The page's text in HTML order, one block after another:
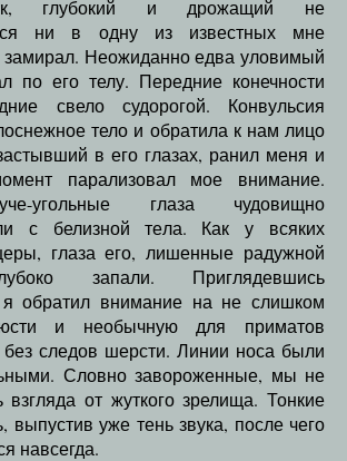
глубокий и дрожащий не
ни в одну из известных мне
замирал. Неожиданно едва уловимый
по его телу. Передние конечности
свело судорогой. Конвульсия
тело и обратила к нам лицо
в его глазах, ранил меня и
парализовал мое внимание.
угольные глаза чудовищно
с белизной тела. Как у всяких
глаза его, лишенные радужной
запали. Приглядевшись
я обратил внимание на не слишком
и необычную для приматов
без следов шерсти. Линии носа были
Словно завороженные, мы не
взгляда от жуткого зрелища. Тонкие
выпустив уже тень звука, после чего
навсегда.